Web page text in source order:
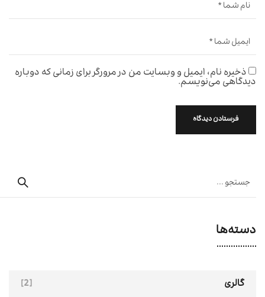
ذخیره نام، ایمیل و وبسایت من در مرورگر برای زمانی که دوباره
دیدگاهی می‌نویسم.
دسته‌ها
گالری [2]